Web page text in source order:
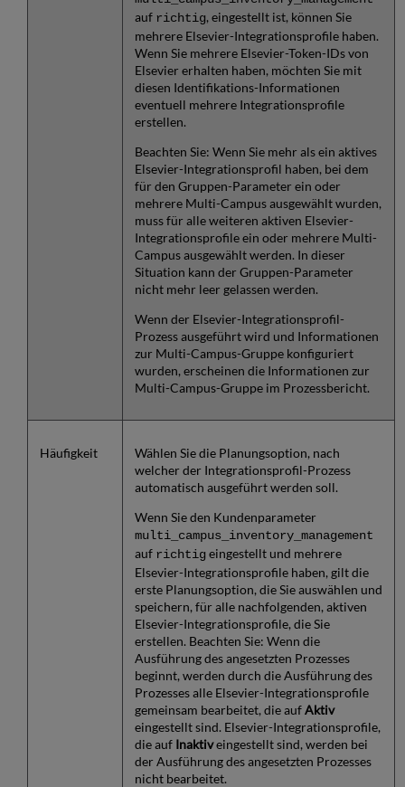
auf richtig, eingestellt ist, können Sie
mehrere Elsevier-Integrationsprofile haben.
Wenn Sie mehrere Elsevier-Token-IDs von
Elsevier erhalten haben, möchten Sie mit
diesen Identifikations-Informationen
eventuell mehrere Integrationsprofile
erstellen.
Beachten Sie: Wenn Sie mehr als ein aktives
Elsevier-Integrationsprofil haben, bei dem
für den Gruppen-Parameter ein oder
mehrere Multi-Campus ausgewählt wurden,
muss für alle weiteren aktiven Elsevier-
Integrationsprofile ein oder mehrere Multi-
Campus ausgewählt werden. In dieser
Situation kann der Gruppen-Parameter
nicht mehr leer gelassen werden.
Wenn der Elsevier-Integrationsprofil-
Prozess ausgeführt wird und Informationen
zur Multi-Campus-Gruppe konfiguriert
wurden, erscheinen die Informationen zur
Multi-Campus-Gruppe im Prozessbericht.
Häufigkeit
Wählen Sie die Planungsoption, nach
welcher der Integrationsprofil-Prozess
automatisch ausgeführt werden soll.
Wenn Sie den Kundenparameter
multi_campus_inventory_management
auf richtigeingestellt und mehrere
Elsevier-Integrationsprofile haben, gilt die
erste Planungsoption, die Sie auswählen und
speichern, für alle nachfolgenden, aktiven
Elsevier-Integrationsprofile, die Sie
erstellen. Beachten Sie: Wenn die
Ausführung des angesetzten Prozesses
beginnt, werden durch die Ausführung des
Prozesses alle Elsevier-Integrationsprofile
gemeinsam bearbeitet, die aufAktiv
eingestellt sind. Elsevier-Integrationsprofile,
die auf Inaktiveingestellt sind, werden bei
der Ausführung des angesetzten Prozesses
nicht bearbeitet.